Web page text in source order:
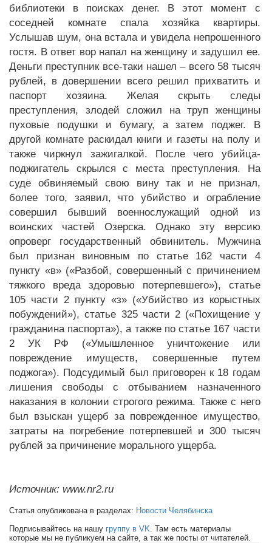
библиотеки в поисках денег. В этот момент с
соседней комнате спала хозяйка квартиры.
Услышав шум, она встала и увидела непрошенного
гостя. В ответ вор напал на женщину и задушил ее.
Деньги преступник все-таки нашел – всего 58 тысяч
рублей, в довершении всего решил прихватить и
паспорт хозяина. Желая скрыть следы
преступления, злодей сложил на труп женщины
пуховые подушки и бумагу, а затем поджег. В
другой комнате раскидал книги и газеты на полу и
также чиркнул зажигалкой. После чего убийца-
поджигатель скрылся с места преступления. На
суде обвиняемый свою вину так и не признал,
более того, заявил, что убийство и ограбление
совершил бывший военнослужащий одной из
воинских частей Озерска. Однако эту версию
опроверг государственный обвинитель. Мужчина
был признан виновным по статье 162 части 4
пункту «в» («Разбой, совершенный с причинением
тяжкого вреда здоровью потерпевшего»), статье
105 части 2 пункту «з» («Убийство из корыстных
побуждений»), статье 325 части 2 («Похищение у
гражданина паспорта»), а также по статье 167 части
2 УК РФ («Умышленное уничтожение или
повреждение имуществ, совершенные путем
поджога»). Подсудимый был приговорен к 18 годам
лишения свободы с отбыванием назначенного
наказания в колонии строгого режима. Также с него
был взыскан ущерб за поврежденное имущество,
затраты на погребение потерпевшей и 300 тысяч
рублей за причинение морального ущерба.
Источник: www.nr2.ru
Статья опубликована в разделах: Новости Челябинска
Подписывайтесь на нашу группу в VK. Там есть материалы
которые мы не публикуем на сайте, а так же посты от читателей.